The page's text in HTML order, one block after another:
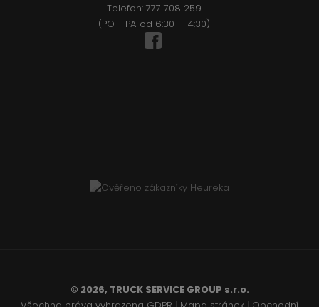
Telefon: 777 708 259
(PO - PA od 6:30 - 14:30)
© 2026, TRUCK SERVICE GROUP s.r.o.